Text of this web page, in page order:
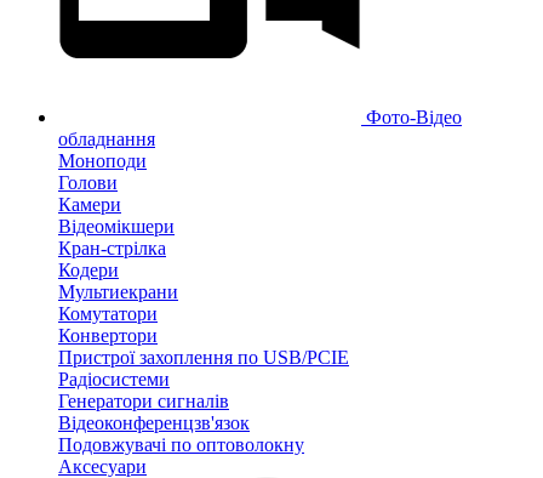
Фото-Відео
обладнання
Моноподи
Голови
Камери
Відеомікшери
Кран-стрілка
Кодери
Мультиекрани
Комутатори
Конвертори
Пристрої захоплення по USB/PCIE
Радіосистеми
Генератори сигналів
Відеоконференцзв'язок
Подовжувачі по оптоволокну
Аксесуари